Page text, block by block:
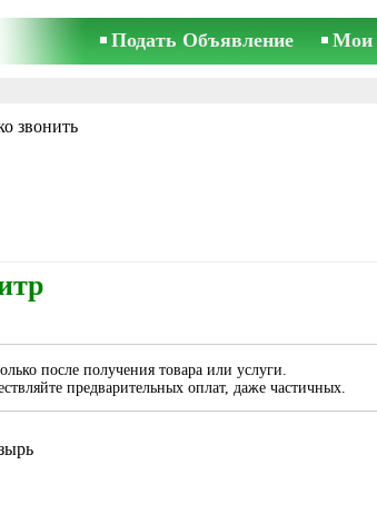
Подать Объявление Мои
звонить
после получения товара или услуги.
предварительных оплат, даже частичных.